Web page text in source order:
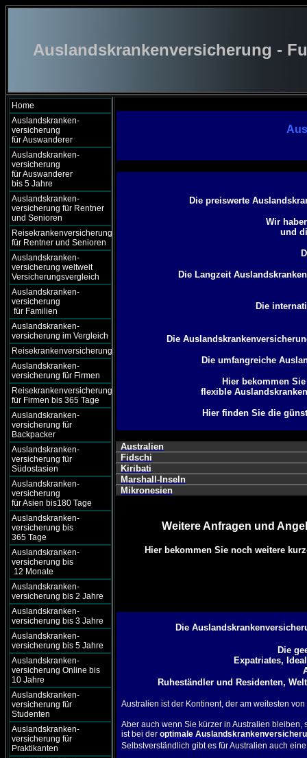
Auslandskrankenversicherung -
Home
Auslandskranken-
versicherung
für Auswanderer
Auslandskranken-
versicherung
für Auswanderer
bis 5 Jahre
Auslandskranken-
versicherung für Rentner
und Senioren
Reisekrankenversicherung
für Rentner und Senioren
Auslandskranken-
versicherung weltweit
Versicherungsvergleich
Auslandskranken-
versicherung
für Familien
Auslandskranken-
versicherung im Vergleich
Reisekrankenversicherung
Auslandskranken-
versicherung für Firmen
Reisekrankenversicherung
für Firmen bis 365 Tage
Auslandskranken-
versicherung für
Backpacker
Auslandskranken-
versicherung für
Südostasien
Auslandskranken-
versicherung
für Asien bis180 Tage
Auslandskranken-
versicherung bis
365 Tage
Auslandskranken-
versicherung bis
12 Monate
Auslandskranken-
versicherung bis 2 Jahre
Auslandskranken-
versicherung bis 3 Jahre
Auslandskranken-
versicherung bis 5 Jahre
Auslandskranken-
versicherung Online bis
10 Jahre
Auslandskranken-
versicherung für
Studenten
Auslandskranken-
versicherung für
Praktikanten
Die preiswerte
Wir
und
Die Langzeit
Die
Die
Die umfangreiche
Hier bekommen
flexible
Hier finden Sie die
Australien
Fidschi
Kiribati
Marshall-Inseln
Mikronesien
Weitere Anfragen und
Hier bekommen Sie noch weitere
Die
Die
Expatriates,
Ruheständler und Residenten,
Australien ist der Kontinent, der am weitesten
Aber auch wenn Sie kürzer inAustralien bleiben,
ist bei deroptimale
Selbstverständlich gibt es für Australien auch eine